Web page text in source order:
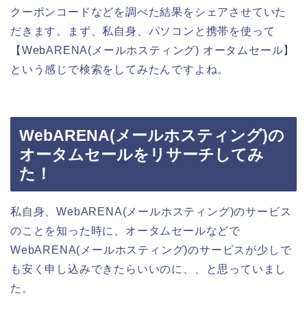
クーポンコードなどを調べた結果をシェアさせていた
だきます。まず、私自身、パソコンと携帯を使って
【WebARENA(メールホスティング) オータムセール】
という感じで検索をしてみたんですよね。
WebARENA(メールホスティング)の
オータムセールをリサーチしてみ
た！
私自身、WebARENA(メールホスティング)のサービス
のことを知った時に、オータムセールなどで
WebARENA(メールホスティング)のサービスが少しで
も安く申し込みできたらいいのに、、と思っていまし
た。